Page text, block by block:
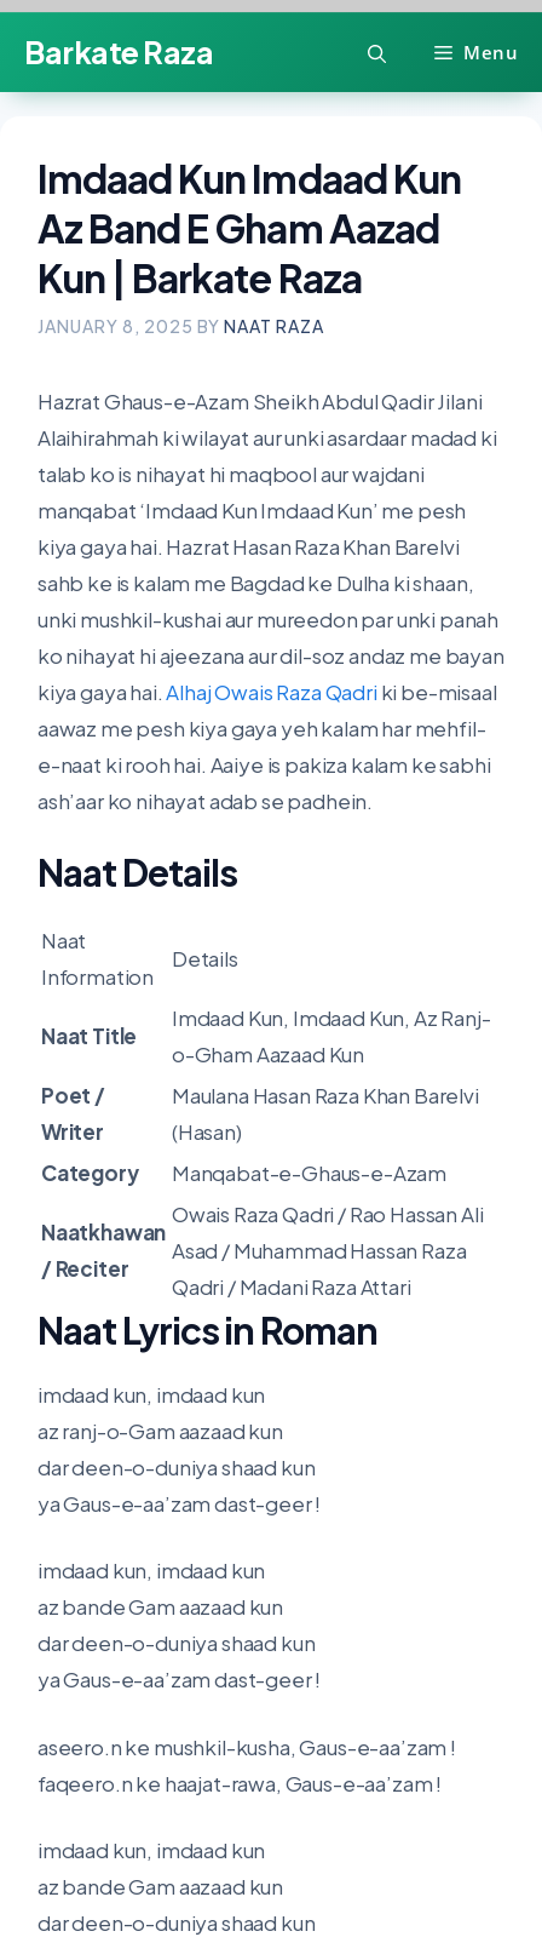
content
Barkate Raza Menu
Imdaad Kun Imdaad Kun
Az Band E Gham Aazad
Kun | Barkate Raza
JANUARY 8, 2025 BY NAAT RAZA
Hazrat Ghaus-e-Azam Sheikh Abdul Qadir Jilani
Alaihirahmah ki wilayat aur unki asardaar madad ki
talab ko is nihayat hi maqbool aur wajdani
manqabat ‘Imdaad Kun Imdaad Kun’ me pesh
kiya gaya hai. Hazrat Hasan Raza Khan Barelvi
sahb ke is kalam me Bagdad ke Dulha ki shaan,
unki mushkil-kushai aur mureedon par unki panah
ko nihayat hi ajeezana aur dil-soz andaz me bayan
kiya gaya hai.Alhaj Owais Raza Qadri ki be-misaal
aawaz me pesh kiya gaya yeh kalam har mehfil-
e-naat ki rooh hai. Aaiye is pakiza kalam ke sabhi
ash’aar ko nihayat adab se padhein.
Naat Details
Naat
Information
Details
Naat Title
Imdaad Kun, Imdaad Kun, Az Ranj-
o-Gham Aazaad Kun
Poet /
Writer
Maulana Hasan Raza Khan Barelvi
(Hasan)
Category
Manqabat-e-Ghaus-e-Azam
Naatkhawan
/ Reciter
Owais Raza Qadri / Rao Hassan Ali
Asad / Muhammad Hassan Raza
Qadri / Madani Raza Attari
Naat Lyrics in Roman
imdaad kun, imdaad kun
az ranj-o-Gam aazaad kun
dar deen-o-duniya shaad kun
ya Gaus-e-aa’zam dast-geer !
imdaad kun, imdaad kun
az bande Gam aazaad kun
dar deen-o-duniya shaad kun
ya Gaus-e-aa’zam dast-geer !
aseero.n ke mushkil-kusha, Gaus-e-aa’zam !
faqeero.n ke haajat-rawa, Gaus-e-aa’zam !
imdaad kun, imdaad kun
az bande Gam aazaad kun
dar deen-o-duniya shaad kun